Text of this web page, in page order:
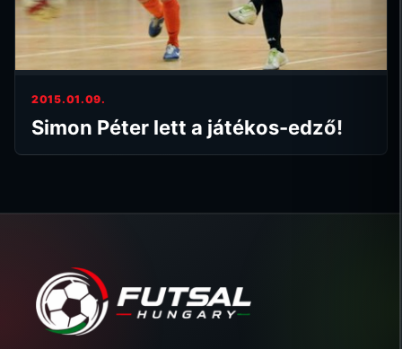
2015.01.09.
Simon Péter lett a játékos-edző!